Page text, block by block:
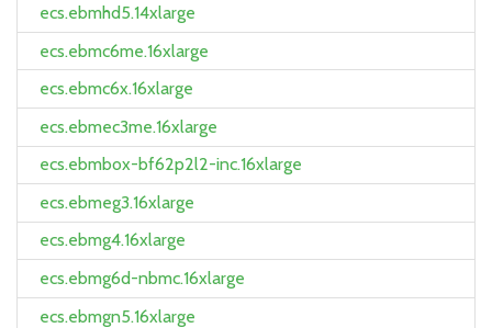
ecs.ebmhd5.14xlarge
ecs.ebmc6me.16xlarge
ecs.ebmc6x.16xlarge
ecs.ebmec3me.16xlarge
ecs.ebmbox-bf62p2l2-inc.16xlarge
ecs.ebmeg3.16xlarge
ecs.ebmg4.16xlarge
ecs.ebmg6d-nbmc.16xlarge
ecs.ebmgn5.16xlarge